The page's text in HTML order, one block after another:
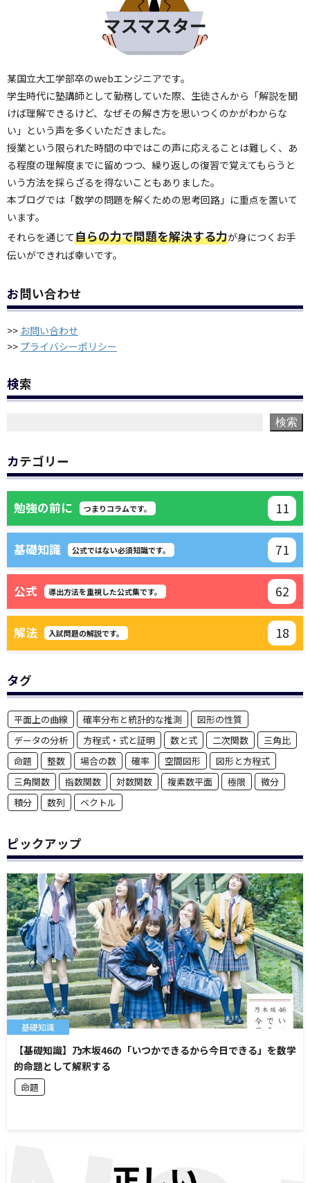
某国立大工学部卒のwebエンジニアです。
学生時代に塾講師として勤務していた際、生徒さんから「解説を聞
けば理解できるけど、なぜその解き方を思いつくのかがわからな
い」という声を多くいただきました。
授業という限られた時間の中ではこの声に応えることは難しく、あ
る程度の理解度までに留めつつ、繰り返しの復習で覚えてもらうと
いう方法を採らざるを得ないこともありました。
本ブログでは「数学の問題を解くための思考回路」に重点を置いて
います。
それらを通じて自らの力で問題を解決する力が身につくお手
伝いができれば幸いです。
お問い合わせ
>> お問い合わせ
>> プライバシーポリシー
検索
検索
カテゴリー
勉強の前に つまりコラムです。 11
基礎知識 公式ではない必須知識です。 71
公式 導出方法を重視した公式集です。 62
解法 入試問題の解説です。 18
タグ
平面上の曲線 確率分布と統計的な推測
図形の性質
データの分析
方程式・式と証明 数と式 二次関数
三角比
命題
整数 場合の数 確率 空間図形
図形と方程式
三角関数
指数関数 対数関数 複素数平面 極限
微分
積分
数列 ベクトル
ピックアップ
【基礎知識】乃木坂46の「いつかできるから今日できる」を数学
的命題として解釈する
命題
基礎知識